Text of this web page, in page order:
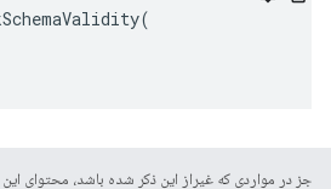
(
جز در مواردی که غیراز این ذکر شده باشد، محتوای